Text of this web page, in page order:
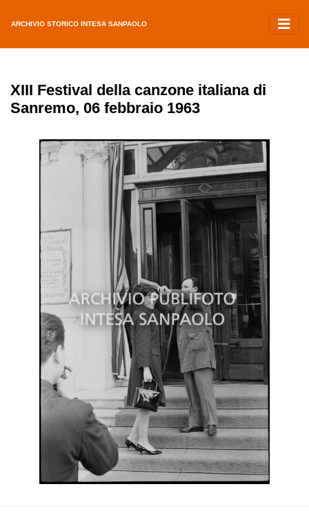
ARCHIVIO STORICO INTESA SANPAOLO
XIII Festival della canzone italiana di
Sanremo, 06 febbraio 1963